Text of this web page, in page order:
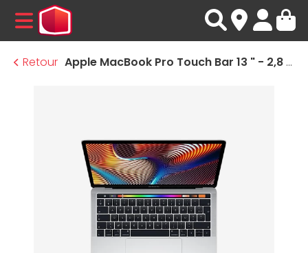
MENU
Retour
Apple MacBook Pro Touch Bar 13 " - 2,8 Ghz - 16 Go - 512 Go SSD - Argent - Intel Iris Plus Graphics 655 (2019) · Reconditionné